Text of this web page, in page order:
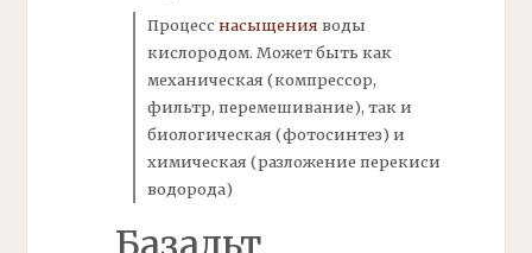
Процесснасыщения воды
кислородом. Может быть как
механическая (компрессор,
фильтр, перемешивание), так и
биологическая (фотосинтез) и
химическая (разложение перекиси
водорода)